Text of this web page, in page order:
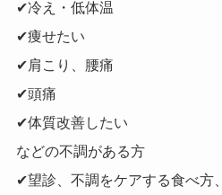
✔冷え・低体温
✔痩せたい
✔肩こり、腰痛
✔頭痛
✔体質改善したい
などの不調がある方
✔望診、不調をケアする食べ方、